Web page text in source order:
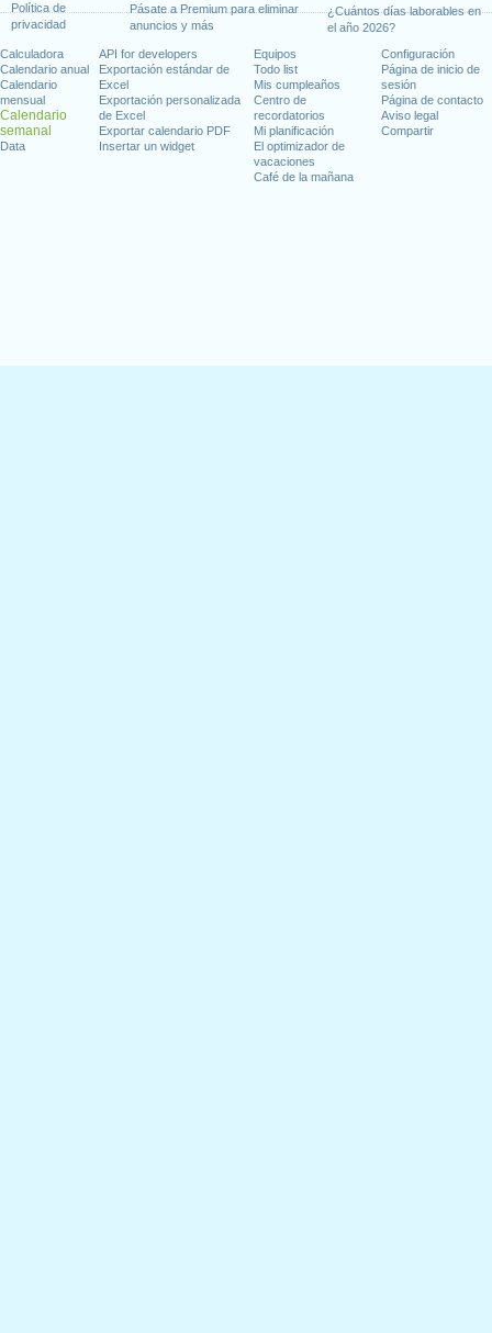
Política de
privacidad
Pásate a Premium para eliminar
anuncios y más
¿Cuántos días laborables en
el año 2026?
Calculadora
Calendario anual
Calendario
mensual
Calendario
semanal
Data
API for developers
Exportación estándar de
Excel
Exportación personalizada
de Excel
Exportar calendario PDF
Insertar un widget
Equipos
Todo list
Mis cumpleaños
Centro de
recordatorios
Mi planificación
El optimizador de
vacaciones
Café de la mañana
Configuración
Página de inicio de
sesión
Página de contacto
Aviso legal
Compartir